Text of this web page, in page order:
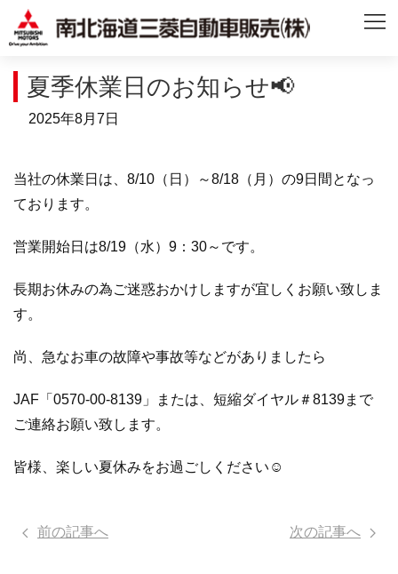
夏季休業日のお知らせ📢
2025年8月7日
当社の休業日は、8/10（日）～8/18（月）の9日間となっ
ております。
営業開始日は8/19（水）9：30～です。
長期お休みの為ご迷惑おかけしますが宜しくお願い致しま
す。
尚、急なお車の故障や事故等などがありましたら
JAF「0570-00-8139」または、短縮ダイヤル＃8139まで
ご連絡お願い致します。
皆様、楽しい夏休みをお過ごしください☺
前の記事へ 次の記事へ